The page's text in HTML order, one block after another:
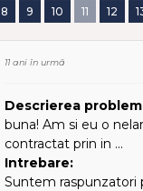
8 9 10 11 12
11 ani în urmă
Descrierea
buna! Am si eu o
contractat prin in ...
Intrebare:
Suntem raspunzatori